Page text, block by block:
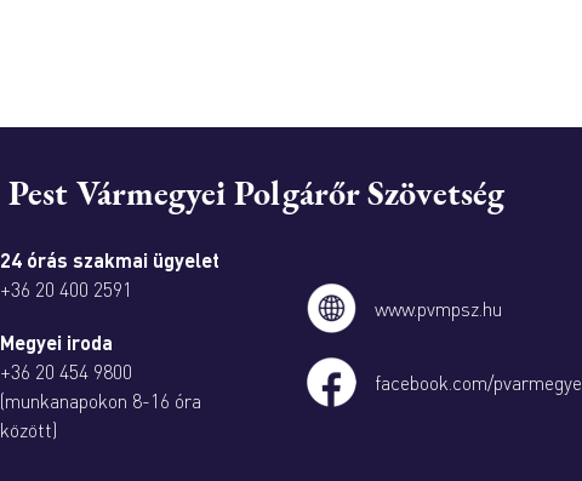
Pest Vármegyei Polgárőr Szövetség
24 órás szakmai ügyelet
+36 20 400 2591
Megyei iroda
+36 20 454 9800
(munkanapokon 8-16 óra
között)
www.pvmpsz.hu
facebook.com/pvarmegye